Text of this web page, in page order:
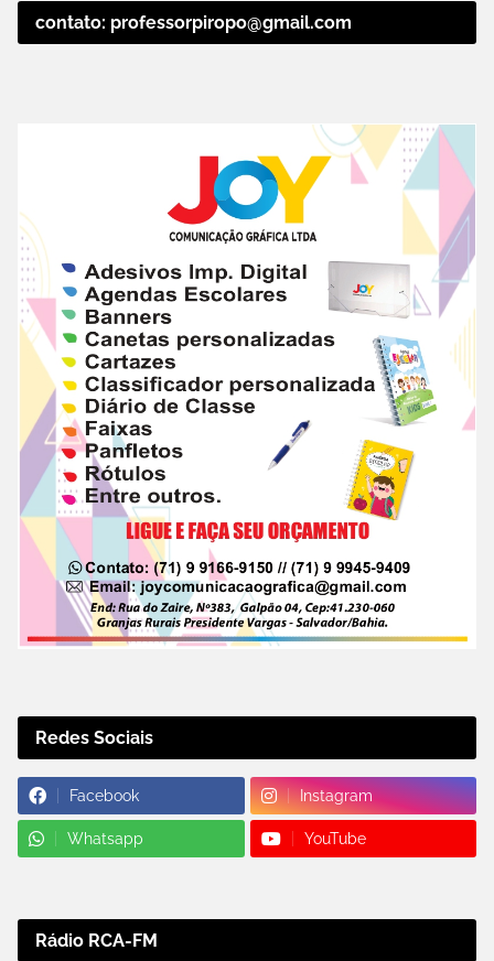
contato: professorpiropo@gmail.com
Redes Sociais
Facebook Instagram
Whatsapp YouTube
Rádio RCA-FM